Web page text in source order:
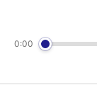
0:00